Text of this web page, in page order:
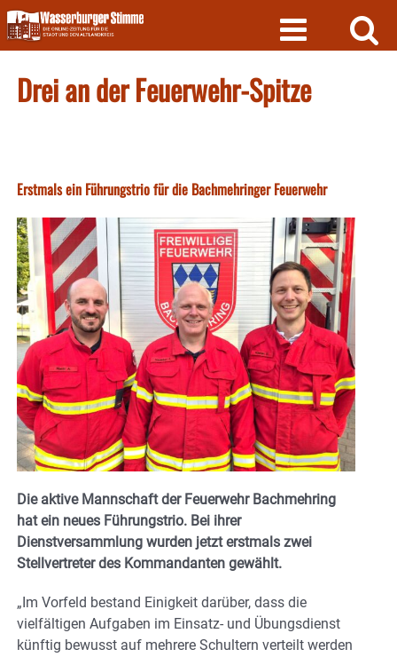
Skip
to
content
Drei an der Feuerwehr-Spitze
Erstmals ein Führungstrio für die Bachmehringer Feuerwehr
Die aktive Mannschaft der Feuerwehr Bachmehring
hat ein neues Führungstrio. Bei ihrer
Dienstversammlung wurden jetzt erstmals zwei
Stellvertreter des Kommandanten gewählt.
„Im Vorfeld bestand Einigkeit darüber, dass die
vielfältigen Aufgaben im Einsatz- und Übungsdienst
künftig bewusst auf mehrere Schultern verteilt werden